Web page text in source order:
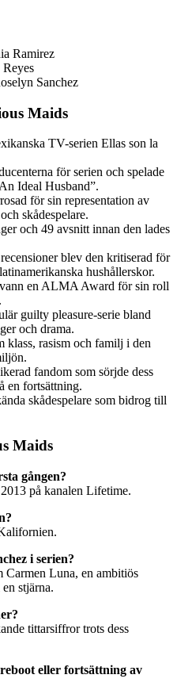
Ramirez
Sanchez
Maids
TV-serien Ellas son la
för serien och spelade
Ideal Husband”.
för sin representation av
skådespelare.
och 49 avsnitt innan den lades
blev den kritiserad för
hushållerskor.
en ALMA Award för sin roll
guilty pleasure-serie bland
och drama.
klass, rasism och familj i den
fandom som sörjde dess
en fortsättning.
skådespelare som bidrog till
Maids
gången?
på kanalen Lifetime.
i serien?
Carmen Luna, en ambitiös
stjärna.
tittarsiffror trots dess
eller fortsättning av